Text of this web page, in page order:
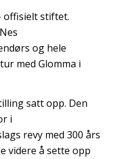
offisielt stiftet.
og hele
med Glomma i
satt opp. Den
i
revy med 300 års
videre å sette opp